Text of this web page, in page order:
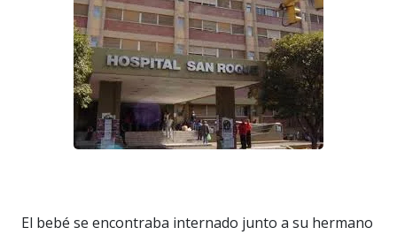
El bebé se encontraba internado junto a su hermano